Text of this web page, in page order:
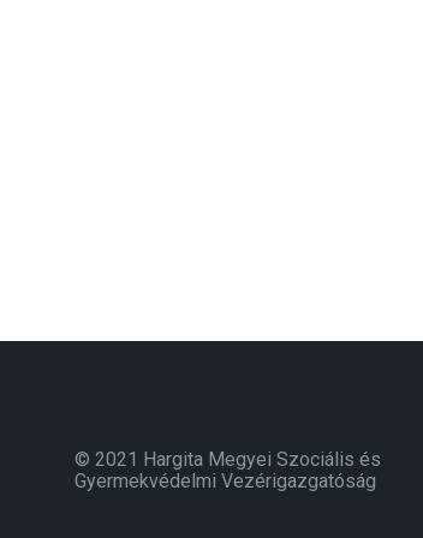
© 2021 Hargita Megyei Szociális és
Gyermekvédelmi Vezérigazgatóság